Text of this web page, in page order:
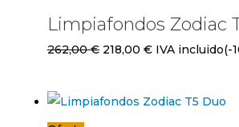
Limpiafondos Zodiac
262,00€ El
218,00 €ElIVA incluido(-